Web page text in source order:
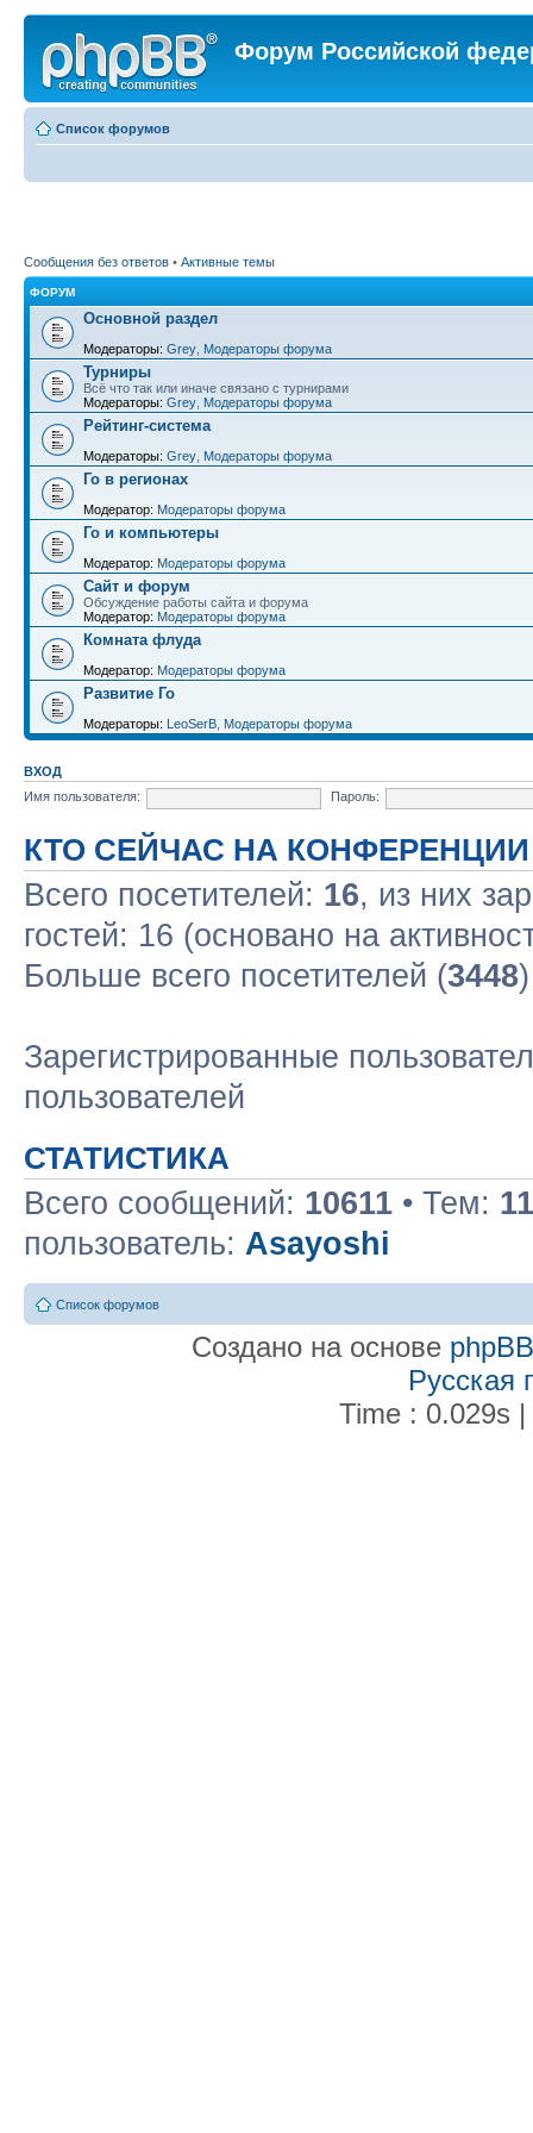
Форум Российской
Список форумов
Сообщения без ответов • Активные темы
ФОРУМ
Основной раздел
Модераторы: Grey Модераторы форума
Турниры
Всё что так или иначе связано с турнирами
Модераторы: Grey Модераторы форума
Рейтинг-система
Модераторы: Grey Модераторы форума
Го в регионах
Модератор: Модераторы форума
Го и компьютеры
Модератор: Модераторы форума
Сайт и форум
Обсуждение работы сайта и форума
Модератор: Модераторы форума
Комната флуда
Модератор: Модераторы форума
Развитие Го
Модераторы: LeoSerB Модераторы форума
ВХОД
Имя пользователя:
Пароль:
КТО СЕЙЧАС НА КОНФЕРЕНЦИИ
Всего посетителей: 16, из них
гостей: 16 (основано на
Больше всего посетителей (3448
Зарегистрированные
пользователей
СТАТИСТИКА
Всего сообщений: 10611 • Тем:
пользователь: Asayoshi
Список форумов
Создано на основе phpBB
Русская
Time : 0.029s